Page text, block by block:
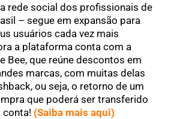
rede social dos profissionais de
– segue em expansão para
usuários cada vez mais
a plataforma conta com a
Bee, que reúne descontos em
marcas, com muitas delas
ou seja, o retorno de um
que poderá ser transferido
conta! (Saiba mais aqui)